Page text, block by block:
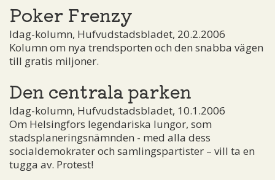
Poker Frenzy
Idag-kolumn, Hufvudstadsbladet, 20.2.2006
Kolumn om nya trendsporten och den snabba vägen
till gratis miljoner.
Den centrala parken
Idag-kolumn, Hufvudstadsbladet, 10.1.2006
Om Helsingfors legendariska lungor, som
stadsplaneringsnämnden - med alla dess
socialdemokrater och samlingspartister – vill ta en
tugga av. Protest!